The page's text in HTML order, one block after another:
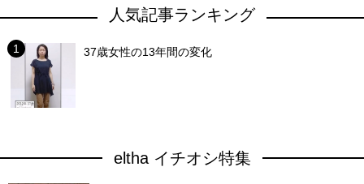
人気記事ランキング
37歳女性の13年間の変化
eltha イチオシ特集